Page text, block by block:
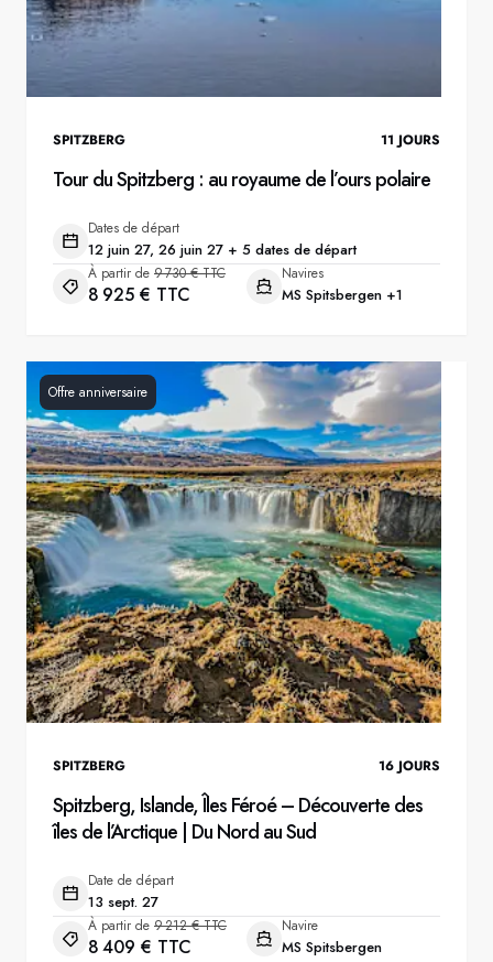
SPITZBERG 11 JOURS
Tour du Spitzberg : au royaume de l’ours polaire
Dates de départ
12 juin 27, 26 juin 27 + 5 dates de départ
À partir de 9 730 € TTC
8 925 € TTC
Navires
MS Spitsbergen +1
Offre anniversaire
SPITZBERG 16 JOURS
Spitzberg, Islande, Îles Féroé – Découverte des
îles de l’Arctique | Du Nord au Sud
Date de départ
13 sept. 27
À partir de 9 212 € TTC
8 409 € TTC
Navire
MS Spitsbergen